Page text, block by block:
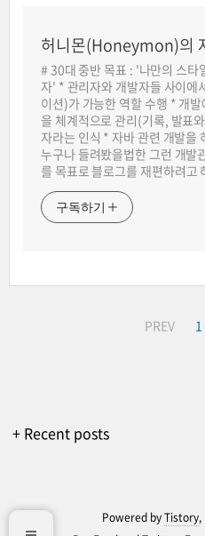
허니몬(Honeymon)의
# 30대 중반 목표 : '나만의 스타
자' * 관리자와 개발자들 사이에
이션)가 가능한 역할 수행 * 개발
을 체계적으로 관리(기록, 발표
자라는 인식 * 자바 관련 개발을
누구나 들려봤을법한 그런 개발
를 목표로 블로그를 재편하려고
구독하기
PREV 1
+ Recent posts
Powered byTistory,